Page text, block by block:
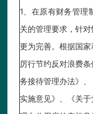
1、在原有财务管理
关的管理要求，针
更为完善。根据国
厉行节约反对浪费
务接待管理办法》
实施意见》、《关